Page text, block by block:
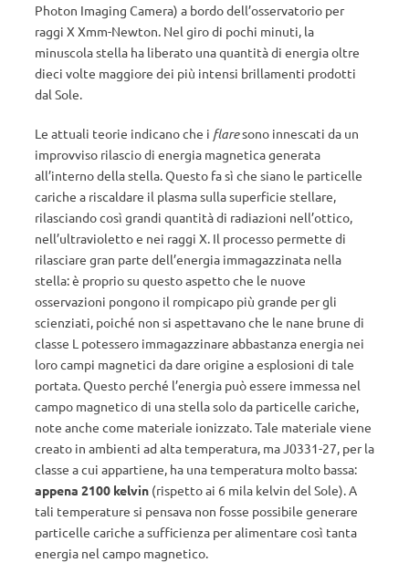
Photon Imaging Camera) a bordo dell’osservatorio per
raggi X Xmm-Newton. Nel giro di pochi minuti, la
minuscola stella ha liberato una quantità di energia oltre
dieci volte maggiore dei più intensi brillamenti prodotti
dal Sole.
Le attuali teorie indicano che i flaresono innescati da un
improvviso rilascio di energia magnetica generata
all’interno della stella. Questo fa sì che siano le particelle
cariche a riscaldare il plasma sulla superficie stellare,
rilasciando così grandi quantità di radiazioni nell’ottico,
nell’ultravioletto e nei raggi X. Il processo permette di
rilasciare gran parte dell’energia immagazzinata nella
stella: è proprio su questo aspetto che le nuove
osservazioni pongono il rompicapo più grande per gli
scienziati, poiché non si aspettavano che le nane brune di
classe L potessero immagazzinare abbastanza energia nei
loro campi magnetici da dare origine a esplosioni di tale
portata. Questo perché l’energia può essere immessa nel
campo magnetico di una stella solo da particelle cariche,
note anche come materiale ionizzato. Tale materiale viene
creato in ambienti ad alta temperatura, ma J0331-27, per la
classe a cui appartiene, ha una temperatura molto bassa:
appena 2100 kelvin (rispetto ai 6 mila kelvin del Sole). A
tali temperature si pensava non fosse possibile generare
particelle cariche a sufficienza per alimentare così tanta
energia nel campo magnetico.